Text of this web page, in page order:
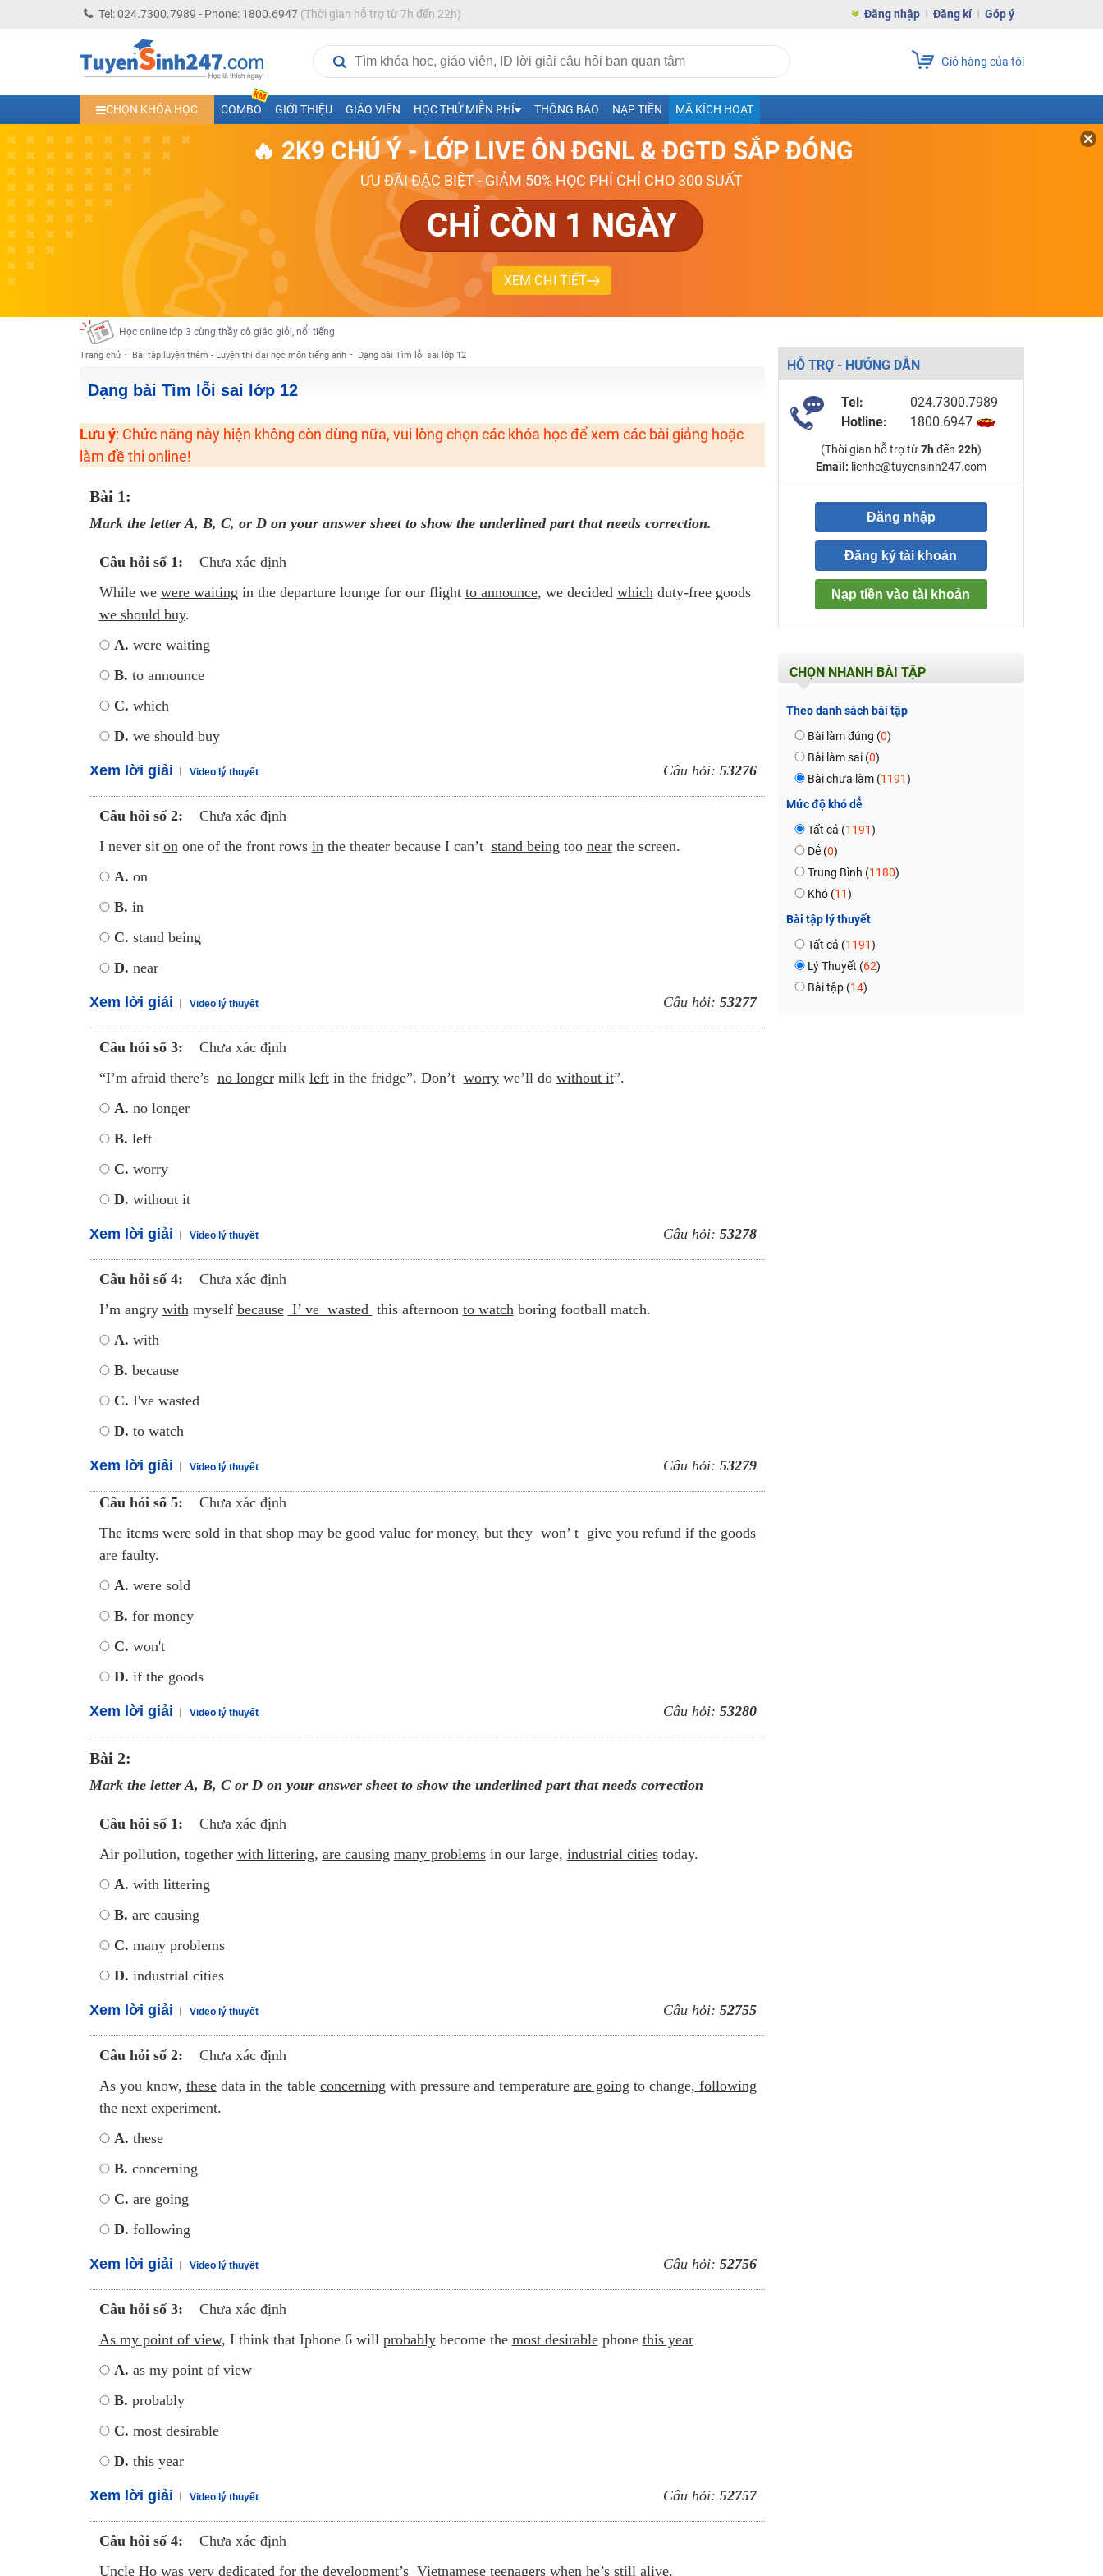
Tel: 024.7300.7989 - Phone: 1800.6947(Thời gian hỗ trợ từ 7h đến 22h) Đăng nhập Đăng kí Góp ý
Giỏ hàng của tôi
CHỌN KHÓA HỌC COMBO GIỚI THIỆU GIÁO VIÊN HỌC THỬ MIỄN PHÍ THÔNG BÁO NẠP TIỀN MÃ KÍCH HOẠT
🔥 2K9 CHÚ Ý - LỚP LIVE ÔN ĐGNL & ĐGTD SẮP ĐÓNG
ƯU ĐÃI ĐẶC BIỆT - GIẢM 50% HỌC PHÍ CHỈ CHO 300 SUẤT
CHỈ CÒN 1 NGÀY
XEM CHI TIẾT
Học trực tuyến lớp 10 các môn Toán - Lý - Hóa - Văn - Anh- Sinh-Sử-Địa cùng Thầy Cô giỏi, nổi tiếng
Học online trực tuyến cấp Tiểu học và THCS năm học 2026-2027
Học online lớp 5 cùng thầy cô giáo giỏi, nổi tiếng
Học online lớp 7 cùng thầy cô giáo giỏi
Học online lớp 6 cùng thầy cô giỏi, nổi tiếng
Học online lớp 8 cùng thầy cô giáo giỏi
2K13! Bứt Phá Lớp 5 Năm Học 2023 - 2024
Học online lớp 4 cùng thầy cô giáo giỏi, nổi tiếng
Học online lớp 3 cùng thầy cô giáo giỏi, nổi tiếng
Học online lớp 2 với thầy cô giáo giỏi, nổi tiếng
2K6! Lộ Trình Sun 2024 - Ba bước luyện thi TN THPT - ĐH ít nhất 25 điểm
Khuyến Mãi Khoá Học 1K Chỉ Từ 11-13/09/2024
Đồng giá khóa học 499K - 399K (13/11-15/11)
Trang chủ Bài tập luyện thêm - Luyện thi đại học môn tiếng anh Dạng bài Tìm lỗi sai lớp 12
Dạng bài Tìm lỗi sai lớp 12
Lưu ý: Chức năng này hiện không còn dùng nữa, vui lòng chọn các khóa học để xem các bài giảng hoặc
làm đề thi online!
Bài 1:
Mark the letter A, B, C, or D on your answer sheet to show the underlined part that needs correction.
Câu hỏi số 1:
Chưa xác định
While we were waiting in the departure lounge for our flight to announce, we decided whichduty-free goods
we should buy.
A. were waiting
B. to announce
C. which
D. we should buy
Xem lời giải Video lý thuyết Câu hỏi: 53276
Câu hỏi số 2:
Chưa xác định
I never sit onone of the front rows inthe theater because I can’t stand being too nearthe screen.
A. on
B. in
C. stand being
D. near
Xem lời giải Video lý thuyết Câu hỏi: 53277
Câu hỏi số 3:
Chưa xác định
“I’m afraid there’s no longermilk leftin the fridge”. Don’t worrywe’ll do without it”.
A. no longer
B. left
C. worry
D. without it
Xem lời giải Video lý thuyết Câu hỏi: 53278
Câu hỏi số 4:
Chưa xác định
I’m angry withmyself because I’ ve wasted this afternoon to watchboring football match.
A. with
B. because
C. I've wasted
D. to watch
Xem lời giải Video lý thuyết Câu hỏi: 53279
Câu hỏi số 5:
Chưa xác định
The items were soldin that shop may be good value for money, but they won’ t give you refund if the goods
are faulty.
A. were sold
B. for money
C. won't
D. if the goods
Xem lời giải Video lý thuyết Câu hỏi: 53280
Bài 2:
Mark the letter A, B, C or D on your answer sheet to show the underlined part that needs correction
Câu hỏi số 1:
Chưa xác định
Air pollution, together with littering, are causing many problemsin our large, industrial citiestoday.
A. with littering
B. are causing
C. many problems
D. industrial cities
Xem lời giải Video lý thuyết Câu hỏi: 52755
Câu hỏi số 2:
Chưa xác định
As you know, thesedata in the table concerning with pressure and temperature are going to change, following
the next experiment.
A. these
B. concerning
C. are going
D. following
Xem lời giải Video lý thuyết Câu hỏi: 52756
Câu hỏi số 3:
Chưa xác định
As my point of view, I think that Iphone 6 will probablybecome the most desirablephone this year
A. as my point of view
B. probably
C. most desirable
D. this year
Xem lời giải Video lý thuyết Câu hỏi: 52757
Câu hỏi số 4:
Chưa xác định
Uncle Ho was very dedicated forthe development’s Vietnamese teenagerswhen he’s still alive.
HỖ TRỢ - HƯỚNG DẪN
Tel:
024.7300.7989
Hotline:
1800.6947
(Thời gian hỗ trợ từ7h đến 22h)
Email: lienhe@tuyensinh247.com
Đăng nhập
Đăng ký tài khoản
Nạp tiền vào tài khoản
CHỌN NHANH BÀI TẬP
Theo danh sách bài tập
Bài làm đúng (0)
Bài làm sai (0)
Bài chưa làm (1191)
Mức độ khó dễ
Tất cả (1191)
Dễ (0)
Trung Bình (1180)
Khó (11)
Bài tập lý thuyết
Tất cả (1191)
Lý Thuyết (62)
Bài tập (14)